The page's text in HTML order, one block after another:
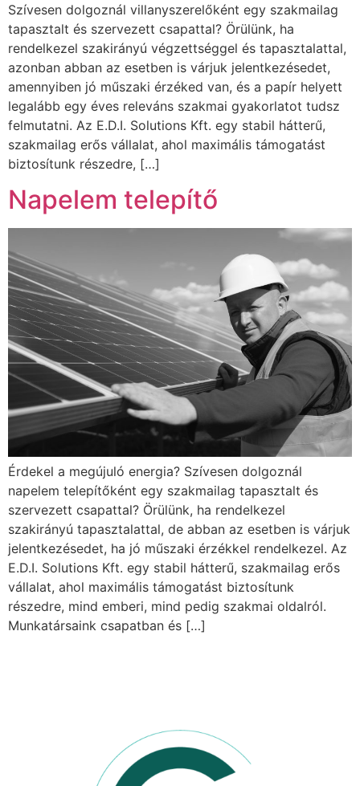
Szívesen dolgoznál villanyszerelőként egy szakmailag
tapasztalt és szervezett csapattal? Örülünk, ha
rendelkezel szakirányú végzettséggel és tapasztalattal,
azonban abban az esetben is várjuk jelentkezésedet,
amennyiben jó műszaki érzéked van, és a papír helyett
legalább egy éves releváns szakmai gyakorlatot tudsz
felmutatni. Az E.D.I. Solutions Kft. egy stabil hátterű,
szakmailag erős vállalat, ahol maximális támogatást
biztosítunk részedre, […]
Napelem telepítő
Érdekel a megújuló energia? Szívesen dolgoznál
napelem telepítőként egy szakmailag tapasztalt és
szervezett csapattal? Örülünk, ha rendelkezel
szakirányú tapasztalattal, de abban az esetben is várjuk
jelentkezésedet, ha jó műszaki érzékkel rendelkezel. Az
E.D.I. Solutions Kft. egy stabil hátterű, szakmailag erős
vállalat, ahol maximális támogatást biztosítunk
részedre, mind emberi, mind pedig szakmai oldalról.
Munkatársaink csapatban és […]